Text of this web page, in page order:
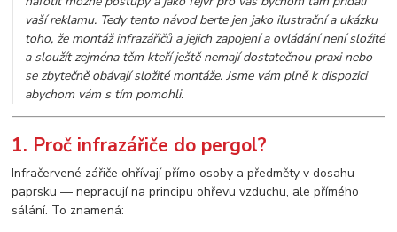
vaší reklamu. Tedy tento návod berte jen jako ilustrační a ukázku
toho, že montáž infrazářičů a jejich zapojení a ovládání není složité
a sloužít zejména těm kteří ještě nemají dostatečnou praxi nebo
se zbytečně obávají složité montáže. Jsme vám plně k dispozici
abychom vám s tím pomohli.
1. Proč infrazářiče do pergol?
Infračervené zářiče ohřívají přímo osoby a předměty v dosahu
paprsku — nepracují na principu ohřevu vzduchu, ale přímého
sálání. To znamená: